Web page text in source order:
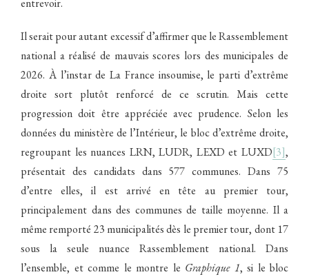
entrevoir.
Il serait pour autant excessif d’affirmer que le Rassemblement
national a réalisé de mauvais scores lors des municipales de
2026. À l’instar de La France insoumise, le parti d’extrême
droite sort plutôt renforcé de ce scrutin. Mais cette
progression doit être appréciée avec prudence. Selon les
données du ministère de l’Intérieur, le bloc d’extrême droite,
regroupant les nuances LRN, LUDR, LEXD et LUXD[3],
présentait des candidats dans 577 communes. Dans 75
d’entre elles, il est arrivé en tête au premier tour,
principalement dans des communes de taille moyenne. Il a
même remporté 23 municipalités dès le premier tour, dont 17
sous la seule nuance Rassemblement national. Dans
l’ensemble, et comme le montre le Graphique 1, si le bloc